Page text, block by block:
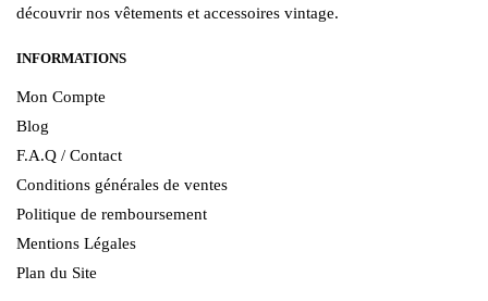
découvrir nos vêtements et accessoires vintage.
INFORMATIONS
Mon Compte
Blog
F.A.Q / Contact
Conditions générales de ventes
Politique de remboursement
Mentions Légales
Plan du Site